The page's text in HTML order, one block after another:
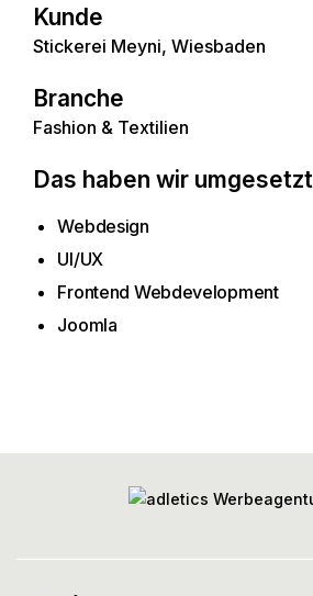
Kunde
Stickerei Meyni, Wiesbaden
Branche
Fashion & Textilien
Das haben wir umgesetzt
Webdesign
UI/UX
Frontend Webdevelopment
Joomla